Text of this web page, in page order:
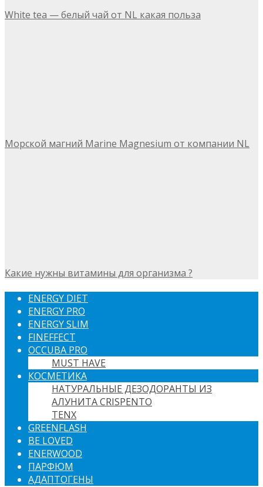
White tea — белый чай от NL какая польза
Морской магний Marine Magnesium от компании NL
Какие нужны витамины для организма ?
ENERGY DIET
ENERGY PRO
ENERGY SLIM
FINEFFECT
OCCUBA PRO
MUST HAVE
КОСМЕТИКА
НАТУРАЛЬНЫЕ ДЕЗОДОРАНТЫ ИЗ
АЛУНИТА CRISPENTO
TENX
GREENFLASH
BE LOVED
ENERWOOD
ПАРФЮМ
АДАПТОГЕНЫ